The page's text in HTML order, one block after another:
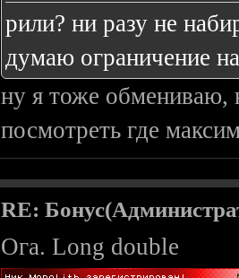
рили? ни разу не
думаю ограничение
ну я тоже обмениваю,
посмотреть где
RE:
Ога. Long double